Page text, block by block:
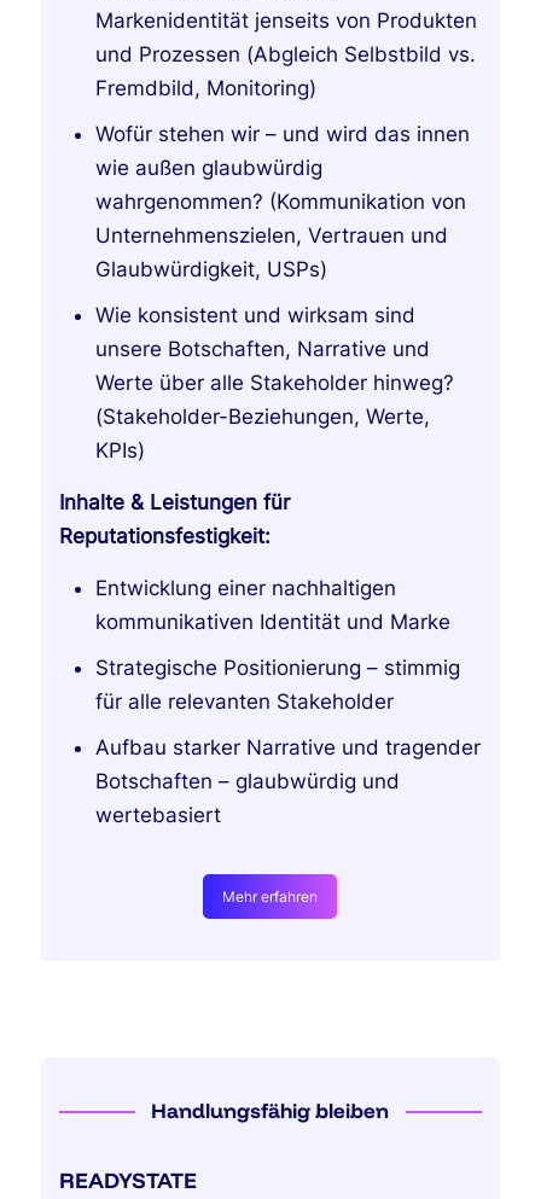
Markenidentität jenseits von Produkten
und Prozessen (Abgleich Selbstbild vs.
Fremdbild, Monitoring)
Wofür stehen wir – und wird das innen
wie außen glaubwürdig
wahrgenommen? (Kommunikation von
Unternehmenszielen, Vertrauen und
Glaubwürdigkeit, USPs)
Wie konsistent und wirksam sind
unsere Botschaften, Narrative und
Werte über alle Stakeholder hinweg?
(Stakeholder-Beziehungen, Werte,
KPIs)
Inhalte & Leistungen für
Reputationsfestigkeit:
Entwicklung einer nachhaltigen
kommunikativen Identität und Marke
Strategische Positionierung – stimmig
für alle relevanten Stakeholder
Aufbau starker Narrative und tragender
Botschaften – glaubwürdig und
wertebasiert
Mehr erfahren
Handlungsfähig bleiben
READYSTATE